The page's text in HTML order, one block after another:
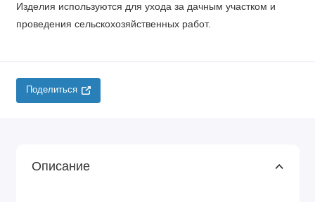
Изделия используются для ухода за дачным участком и
проведения сельскохозяйственных работ.
Поделиться
Описание